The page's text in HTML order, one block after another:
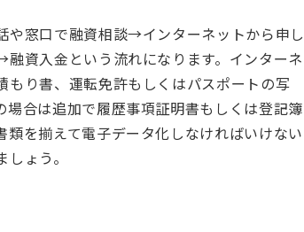
や窓口で融資相談→インターネットから申し
資入金という流れになります。インターネ
もり書、運転免許もしくはパスポートの写
合は追加で履歴事項証明書もしくは登記簿
を揃えて電子データ化しなければいけない
ょう。